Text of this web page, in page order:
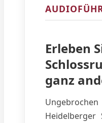
Erleben
ganz
Heidelberger